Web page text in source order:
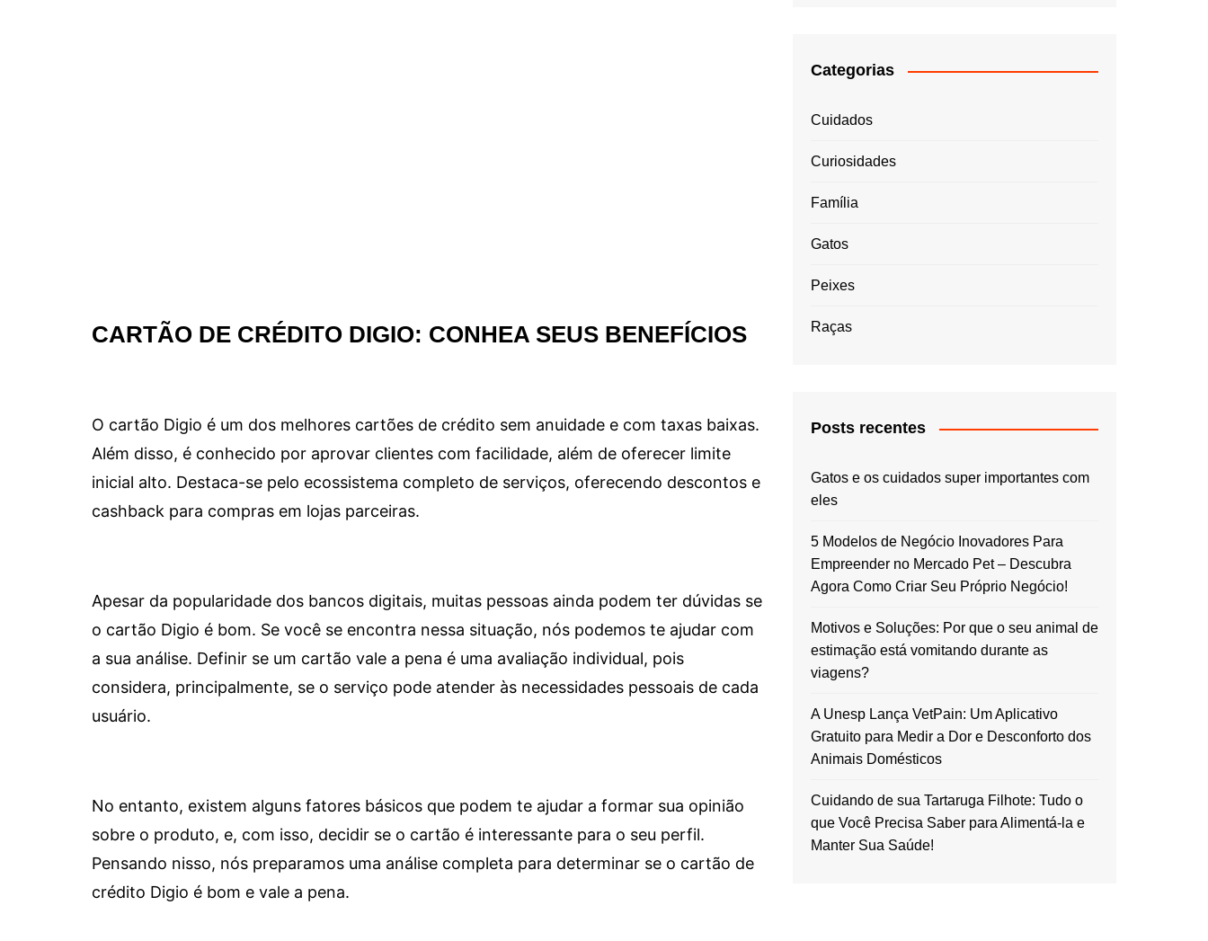
CARTÃO DE CRÉDITO DIGIO: CONHEA SEUS BENEFÍCIOS
O cartão Digio é um dos melhores cartões de crédito sem anuidade e com taxas baixas.
Além disso, é conhecido por aprovar clientes com facilidade, além de oferecer limite
inicial alto. Destaca-se pelo ecossistema completo de serviços, oferecendo descontos e
cashback para compras em lojas parceiras.
Apesar da popularidade dos bancos digitais, muitas pessoas ainda podem ter dúvidas se
o cartão Digio é bom. Se você se encontra nessa situação, nós podemos te ajudar com
a sua análise. Definir se um cartão vale a pena é uma avaliação individual, pois
considera, principalmente, se o serviço pode atender às necessidades pessoais de cada
usuário.
No entanto, existem alguns fatores básicos que podem te ajudar a formar sua opinião
sobre o produto, e, com isso, decidir se o cartão é interessante para o seu perfil.
Pensando nisso, nós preparamos uma análise completa para determinar se o cartão de
crédito Digio é bom e vale a pena.
Categorias
Cuidados
Curiosidades
Família
Gatos
Peixes
Raças
Posts recentes
Gatos e os cuidados super importantes com
eles
5 Modelos de Negócio Inovadores Para
Empreender no Mercado Pet – Descubra
Agora Como Criar Seu Próprio Negócio!
Motivos e Soluções: Por que o seu animal de
estimação está vomitando durante as
viagens?
A Unesp Lança VetPain: Um Aplicativo
Gratuito para Medir a Dor e Desconforto dos
Animais Domésticos
Cuidando de sua Tartaruga Filhote: Tudo o
que Você Precisa Saber para Alimentá-la e
Manter Sua Saúde!